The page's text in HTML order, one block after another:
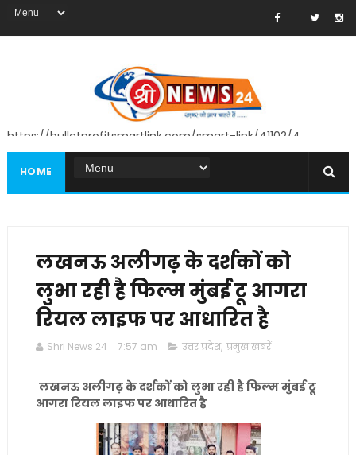
https://bulletprofitsmartlink.com/smart-link/41102/4
HOME
लखनऊ अलीगढ़ के दर्शकों को
लुभा रही है फिल्म मुंबई टू आगरा
रियल लाइफ पर आधारित है
Shri News 24 7:57 am उत्तर प्रदेश, प्रमुख खबरें
लखनऊ अलीगढ़ के दर्शकों को लुभा रही है फिल्म मुंबई टू
आगरा रियल लाइफ पर आधारित है